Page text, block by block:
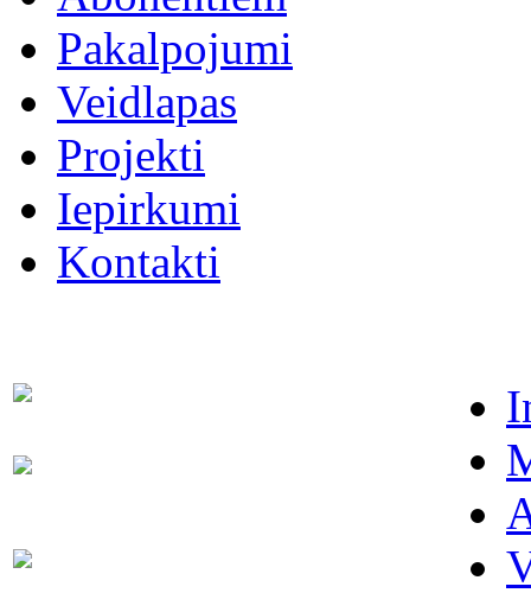
Pakalpojumi
Veidlapas
Projekti
Iepirkumi
Kontakti
63021091
63022886
63007698